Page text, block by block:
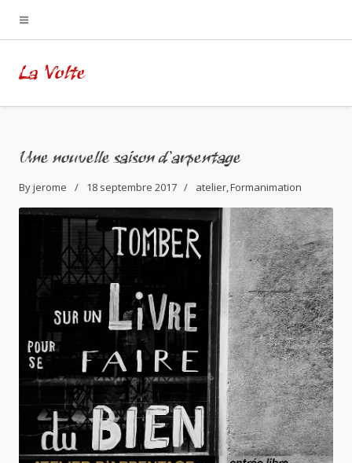
La Volte
Une nouvelle saison d’arpentage
Byjerome 18 septembre 2017 atelier Formanimation